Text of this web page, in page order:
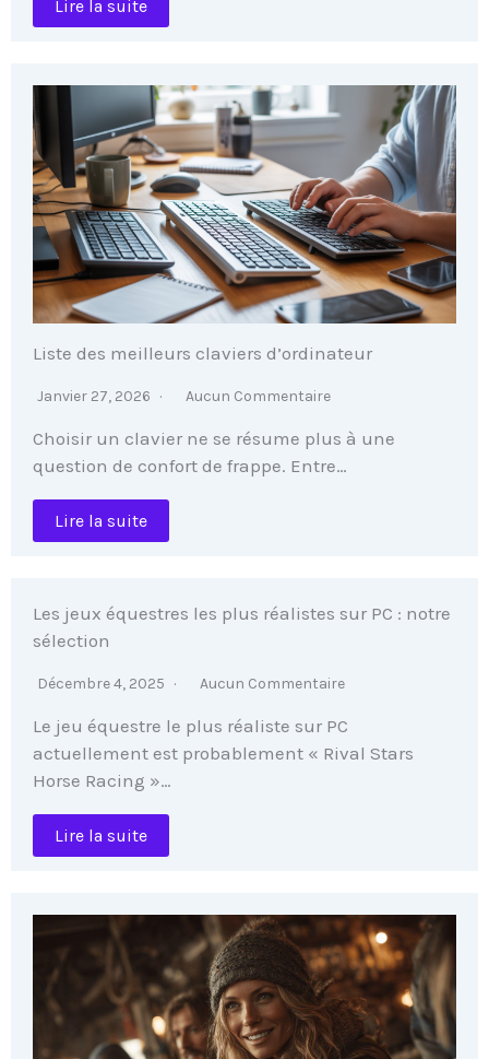
Lire la suite
Liste des meilleurs claviers d’ordinateur
Janvier 27, 2026 Aucun Commentaire
Choisir un clavier ne se résume plus à une
question de confort de frappe. Entre…
Lire la suite
Les jeux équestres les plus réalistes sur PC : notre
sélection
Décembre 4, 2025 Aucun Commentaire
Le jeu équestre le plus réaliste sur PC
actuellement est probablement « Rival Stars
Horse Racing »…
Lire la suite